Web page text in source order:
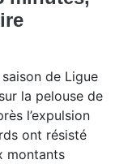
de Ligue
la pelouse de
l’expulsion
ont résisté
montants